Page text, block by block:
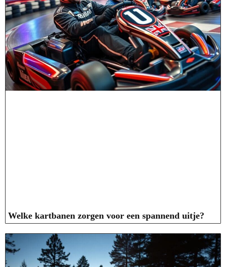
Welke kartbanen zorgen voor een spannend uitje?